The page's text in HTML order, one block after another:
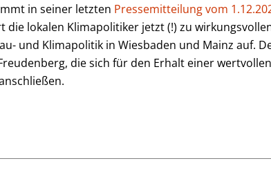
in seiner letzten Pressemitteilung vom
die lokalen Klimapolitiker jetzt (!) zu
und Klimapolitik in Wiesbaden und Mainz auf.
die sich für den Erhalt einer